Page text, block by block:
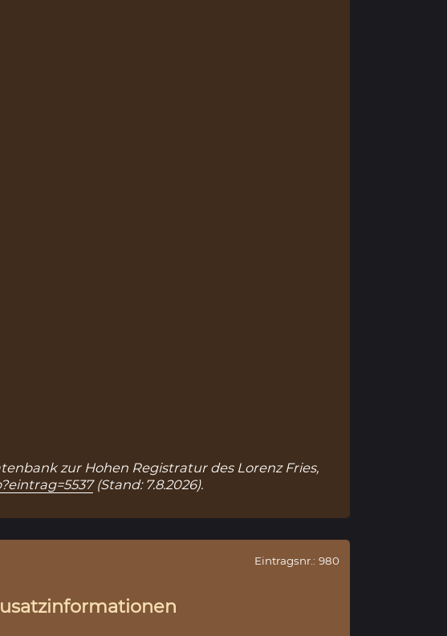
zur Hohen Registratur des Lorenz Fries,
(Stand: 7.8.2026).
Eintragsnr.: 980